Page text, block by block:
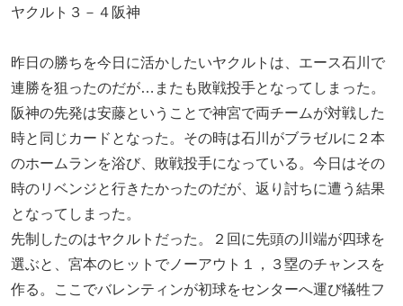
ヤクルト３－４阪神
昨日の勝ちを今日に活かしたいヤクルトは、エース石川で
連勝を狙ったのだが…またも敗戦投手となってしまった。
阪神の先発は安藤ということで神宮で両チームが対戦した
時と同じカードとなった。その時は石川がブラゼルに２本
のホームランを浴び、敗戦投手になっている。今日はその
時のリベンジと行きたかったのだが、返り討ちに遭う結果
となってしまった。
先制したのはヤクルトだった。２回に先頭の川端が四球を
選ぶと、宮本のヒットでノーアウト１，３塁のチャンスを
作る。ここでバレンティンが初球をセンターへ運び犠牲フ